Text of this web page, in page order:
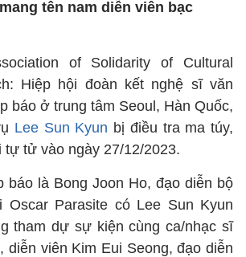
tên nam diễn viên bạc
of Solidarity of Cultural
Hiệp hội đoàn kết nghệ sĩ văn
báo ở trung tâm Seoul, Hàn Quốc,
Lee Sun Kyun bị điều tra ma túy,
tự tử vào ngày 27/12/2023.
báo là Bong Joon Ho, đạo diễn bộ
Oscar Parasite có Lee Sun Kyun
tham dự sự kiện cùng ca/nhạc sĩ
diễn viên Kim Eui Seong, đạo diễn